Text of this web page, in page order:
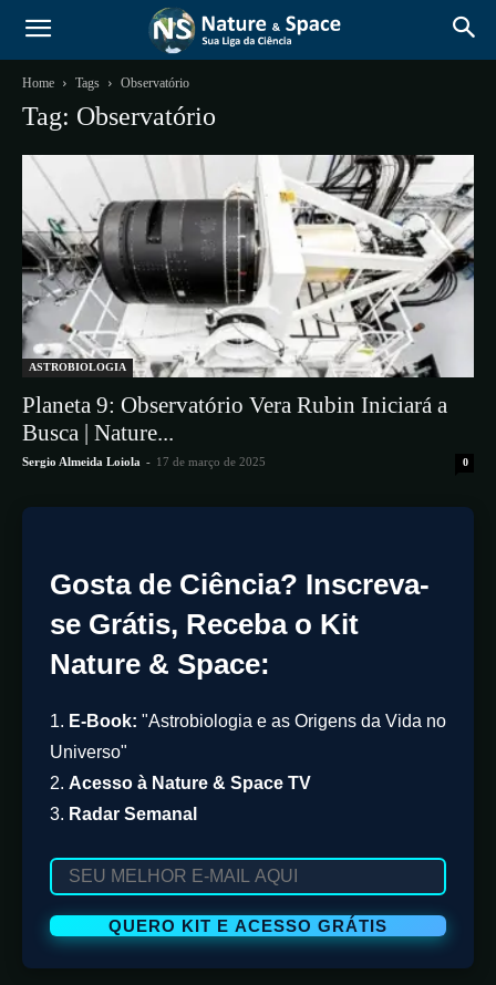
Home Tags Observatório
Tag: Observatório
ASTROBIOLOGIA
Planeta 9: Observatório Vera Rubin Iniciará a
Busca | Nature...
Sergio Almeida Loiola - 17 de março de 2025 0
Gosta de Ciência? Inscreva-
se Grátis, Receba o Kit
Nature & Space:
1. E-Book: "Astrobiologia e as Origens da Vida no
Universo"
2. Acesso à Nature & Space TV
3. Radar Semanal